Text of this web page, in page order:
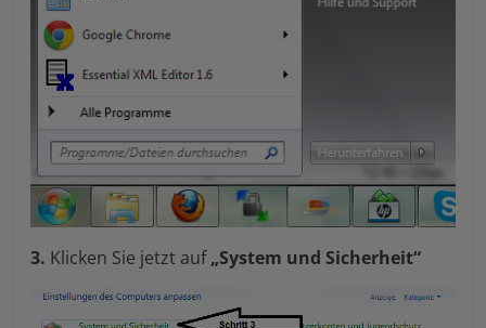
3. Klicken Sie jetzt auf„System und Sicherheit“